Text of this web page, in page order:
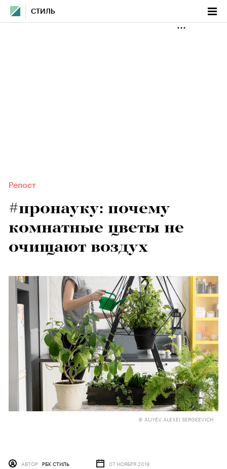
СТИЛЬ
Репост
#пронауку: почему
комнатные цветы не
очищают воздух
© ALIYEV ALEXEI SERGEEVICH
АВТОР РБК СТИЛЬ 07 НОЯБРЯ 2019